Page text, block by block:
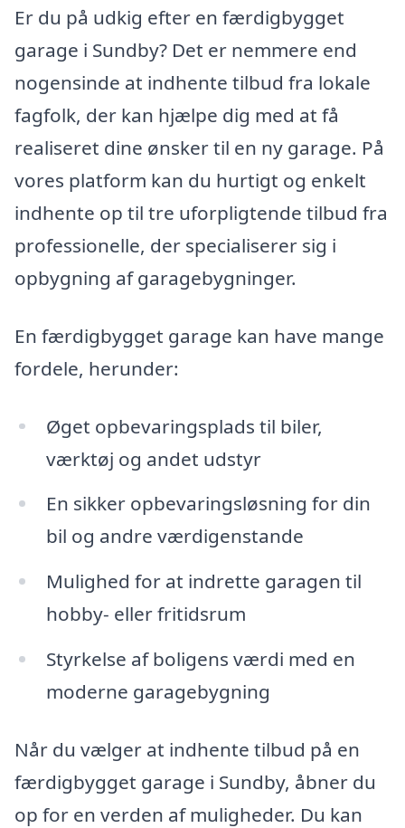
Er du på udkig efter en færdigbygget
garage i Sundby? Det er nemmere end
nogensinde at indhente tilbud fra lokale
fagfolk, der kan hjælpe dig med at få
realiseret dine ønsker til en ny garage. På
vores platform kan du hurtigt og enkelt
indhente op til tre uforpligtende tilbud fra
professionelle, der specialiserer sig i
opbygning af garagebygninger.
En færdigbygget garage kan have mange
fordele, herunder:
Øget opbevaringsplads til biler,
værktøj og andet udstyr
En sikker opbevaringsløsning for din
bil og andre værdigenstande
Mulighed for at indrette garagen til
hobby- eller fritidsrum
Styrkelse af boligens værdi med en
moderne garagebygning
Når du vælger at indhente tilbud på en
færdigbygget garage i Sundby, åbner du
op for en verden af muligheder. Du kan